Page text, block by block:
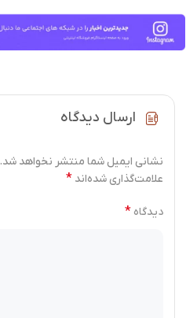
ارسال دیدگاه
نشانی ایمیل شما منتشر نخواهد شد.
علامت‌گذاری شده‌اند *
دیدگاه *